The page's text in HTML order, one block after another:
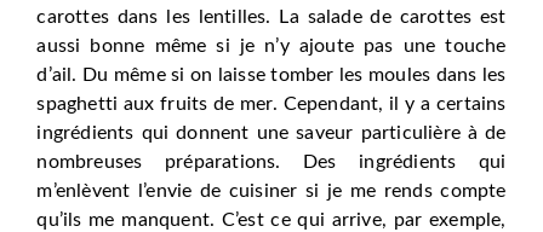
carottes dans les lentilles. La salade de carottes est
aussi bonne même si je n’y ajoute pas une touche
d’ail. Du même si on laisse tomber les moules dans les
spaghetti aux fruits de mer. Cependant, il y a certains
ingrédients qui donnent une saveur particulière à de
nombreuses préparations. Des ingrédients qui
m’enlèvent l’envie de cuisiner si je me rends compte
qu’ils me manquent. C’est ce qui arrive, par exemple,